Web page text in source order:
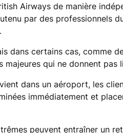
Airways de manière
par des professionnels
dans certains cas, comme
qui ne donnent
dans un aéroport, les
immédiatement et
peuvent entraîner un